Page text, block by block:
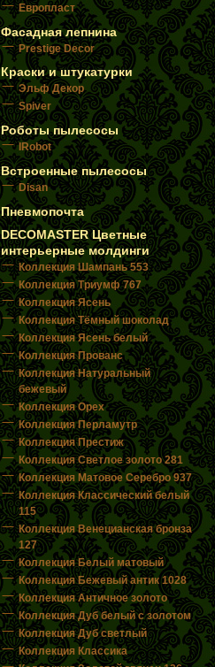
Европласт
Фасадная лепнина
Prestige Decor
Краски и штукатурки
Эльф Декор
Spiver
Роботы пылесосы
IRobot
Встроенные пылесосы
Disan
Пневмопочта
DECOMASTER Цветные
интерьерные молдинги
Коллекция Шампань 553
Коллекция Триумф 767
Коллекция Ясень
Коллекция Тёмный шоколад
Коллекция Ясень белый
Коллекция Прованс
Коллекция Натуральный
бежевый
Коллекция Орех
Коллекция Перламутр
Коллекция Престиж
Коллекция Светлое золото 281
Коллекция Матовое Серебро 937
Коллекция Классический белый
115
Коллекция Венецианская бронза
127
Коллекция Белый матовый
Коллекция Бежевый антик 1028
Коллекция Античное золото
Коллекция Дуб белый с золотом
Коллекция Дуб светлый
Коллекция Классика